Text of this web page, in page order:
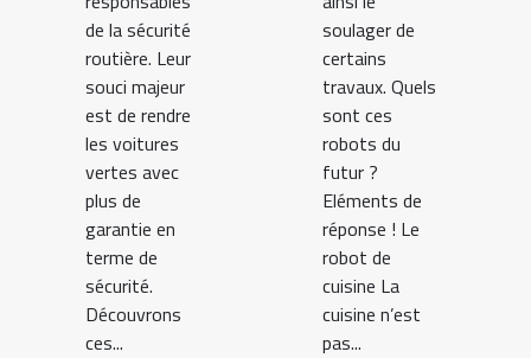
de la sécurité
routière. Leur
souci majeur
est de rendre
les voitures
vertes avec
plus de
garantie en
terme de
sécurité.
Découvrons
ces...
soulager de
certains
travaux. Quels
sont ces
robots du
futur ?
Eléments de
réponse ! Le
robot de
cuisine La
cuisine n’est
pas...